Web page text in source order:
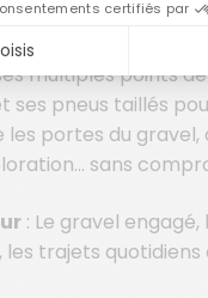
C2, ce Topstone 2
et la polyvalence.
multiples points
ses pneus taillés
les portes du gravel,
sans
: Le gravel engagé,
les trajets quotidiens